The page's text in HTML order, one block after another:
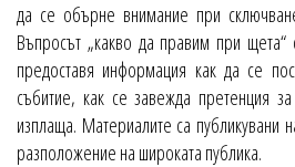
да се обърне внимание при
Въпросът „какво да правим при
предоставя информация как да се
събитие, как се завежда претенция
изплаща. Материалите са публикувани
разположение на широката публика.